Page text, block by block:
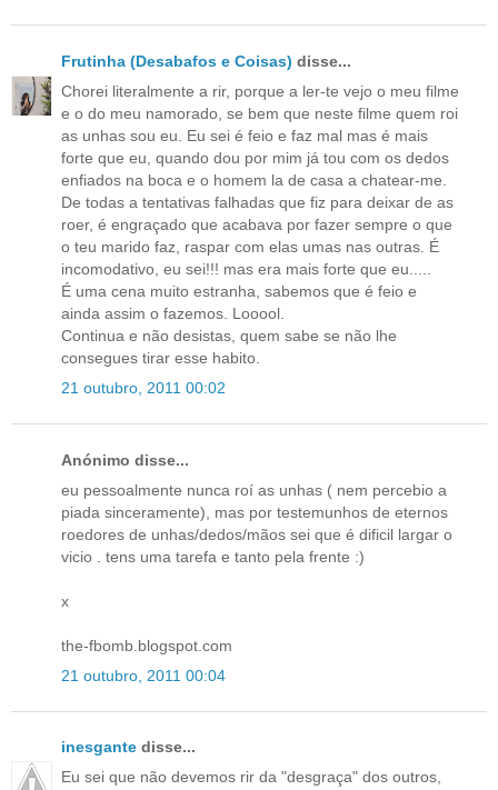
Frutinha (Desabafos e Coisas) disse...
Chorei literalmente a rir, porque a ler-te vejo o meu filme
e o do meu namorado, se bem que neste filme quem roi
as unhas sou eu. Eu sei é feio e faz mal mas é mais
forte que eu, quando dou por mim já tou com os dedos
enfiados na boca e o homem la de casa a chatear-me.
De todas a tentativas falhadas que fiz para deixar de as
roer, é engraçado que acabava por fazer sempre o que
o teu marido faz, raspar com elas umas nas outras. É
incomodativo, eu sei!!! mas era mais forte que eu.....
É uma cena muito estranha, sabemos que é feio e
ainda assim o fazemos. Looool.
Continua e não desistas, quem sabe se não lhe
consegues tirar esse habito.
21 outubro, 2011 00:02
Anónimo disse...
eu pessoalmente nunca roí as unhas ( nem percebio a
piada sinceramente), mas por testemunhos de eternos
roedores de unhas/dedos/mãos sei que é dificil largar o
vicio . tens uma tarefa e tanto pela frente :)
x
the-fbomb.blogspot.com
21 outubro, 2011 00:04
inesgante disse...
Eu sei que não devemos rir da "desgraça" dos outros,